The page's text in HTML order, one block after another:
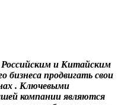
и Китайским
бизнеса продвигать свои
. Ключевыми
компании являются